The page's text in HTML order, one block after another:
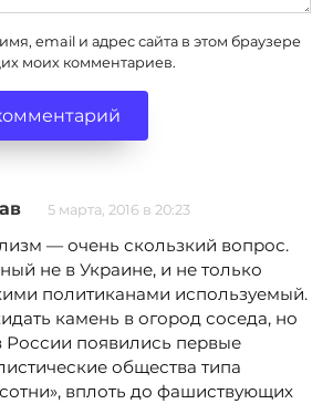
email и адрес сайта в этом браузере
моих комментариев.
5 марта, 2016 в 20:23
— очень скользкий вопрос.
не в Украине, и не только
политиканами используемый.
камень в огород соседа, но
России появились первые
общества типа
вплоть до фашиствующих